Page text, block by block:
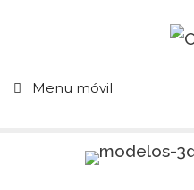
Menu móvil